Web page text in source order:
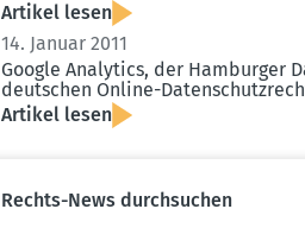
Artikel lesen
14. Januar 2011
Google Analytics, der Hamburger
deutschen Online-
Artikel lesen
Rechts-News durch­suchen